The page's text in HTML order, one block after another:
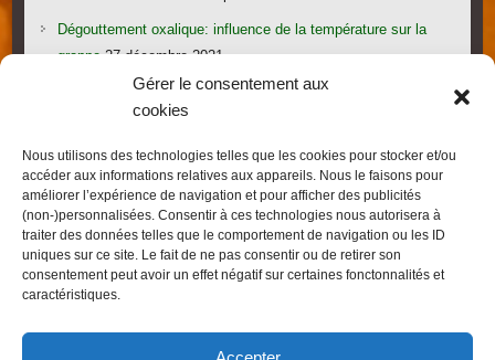
Gérer le consentement aux
cookies
Nous utilisons des technologies telles que les cookies pour stocker et/ou
accéder aux informations relatives aux appareils. Nous le faisons pour
améliorer l’expérience de navigation et pour afficher des publicités
(non-)personnalisées. Consentir à ces technologies nous autorisera à
traiter des données telles que le comportement de navigation ou les ID
uniques sur ce site. Le fait de ne pas consentir ou de retirer son
consentement peut avoir un effet négatif sur certaines fonctonnalités et
caractéristiques.
Dégouttement oxalique: influence de la température sur la
grappe 27 décembre 2021
Le candi provoque l’essaimage: vraiment?
Les villages provençaux du Pays de Fayence 19 septembre
2021